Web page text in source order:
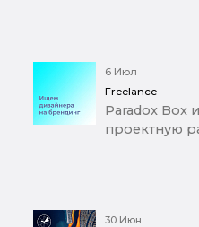
6 Июл
Freelance
Paradox Box
проектную
30 Июн